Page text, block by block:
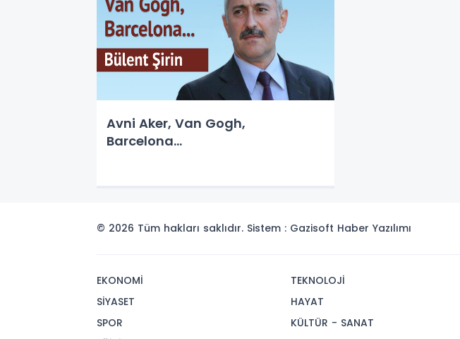
Avni Aker, Van Gogh,
Barcelona...
© 2026 Tüm hakları saklıdır. Sistem : Gazisoft Haber Yazılımı
EKONOMİ
SİYASET
SPOR
TEKNOLOJİ
HAYAT
KÜLTÜR - SANAT